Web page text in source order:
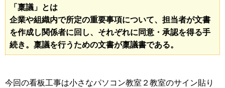
「稟議」とは
企業や組織内で所定の重要事項について、担当者が文書
を作成し関係者に回し、それぞれに同意・承認を得る手
続き。稟議を行うための文書が稟議書である。
今回の看板工事は小さなパソコン教室２教室のサイン貼り